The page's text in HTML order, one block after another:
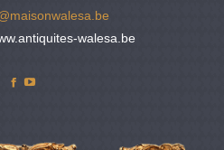
walesa.be
Facebook